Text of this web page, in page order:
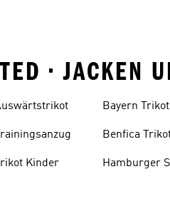
• JACKEN
Kinder
Bayern
Benfica
Hamburger